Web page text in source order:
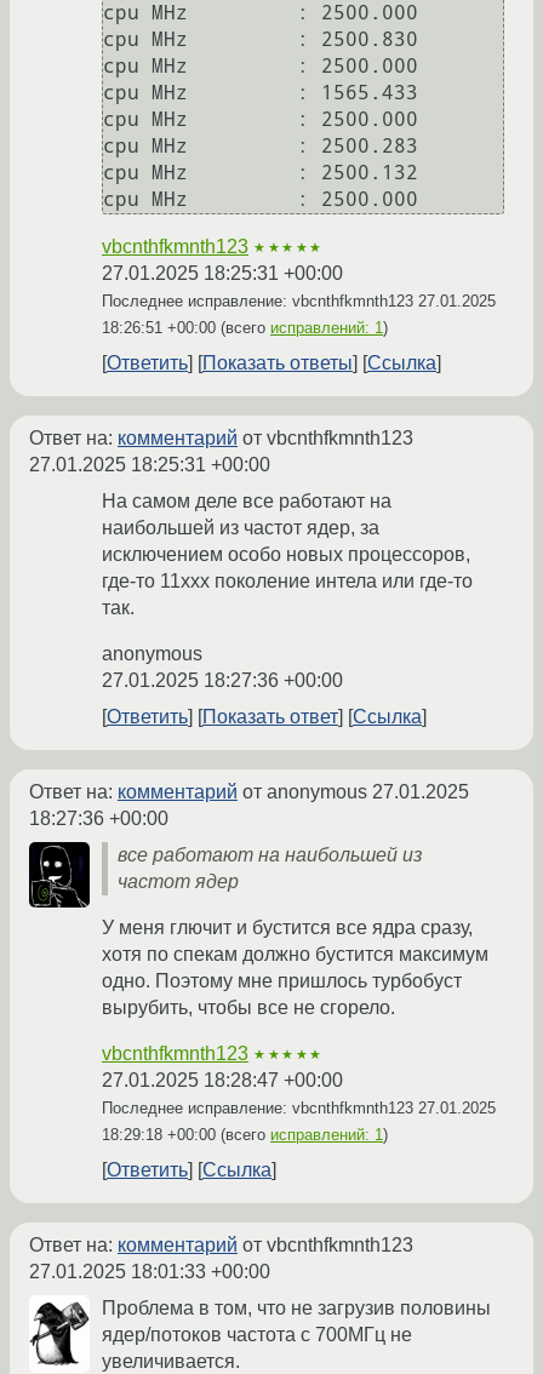
cpu MHz         : 2500.000
cpu MHz         : 2500.830
cpu MHz         : 2500.000
cpu MHz         : 1565.433
cpu MHz         : 2500.000
cpu MHz         : 2500.283
cpu MHz         : 2500.132
vbcnthfkmnth123 ★★★★★
27.01.2025 18:25:31 +00:00
Последнее исправление: vbcnthfkmnth123 27.01.2025
18:26:51 +00:00 (всего исправлений: 1)
Ответить Показать ответы Ссылка
Ответ на: комментарий от vbcnthfkmnth123
27.01.2025 18:25:31 +00:00
На самом деле все работают на
наибольшей из частот ядер, за
исключением особо новых процессоров,
где-то 11xxx поколение интела или где-то
так.
anonymous
27.01.2025 18:27:36 +00:00
Ответить
Показать ответ Ссылка
Ответ на: комментарий от anonymous 27.01.2025
18:27:36 +00:00
все работают на наибольшей из
частот ядер
У меня глючит и бустится все ядра сразу,
хотя по спекам должно бустится максимум
одно. Поэтому мне пришлось турбобуст
вырубить, чтобы все не сгорело.
vbcnthfkmnth123 ★★★★★
27.01.2025 18:28:47 +00:00
Последнее исправление: vbcnthfkmnth123 27.01.2025
18:29:18 +00:00 (всего исправлений: 1)
Ответить Ссылка
Ответ на: комментарий от vbcnthfkmnth123
27.01.2025 18:01:33 +00:00
Проблема в том, что не загрузив половины
ядер/потоков частота с 700МГц не
увеличивается.